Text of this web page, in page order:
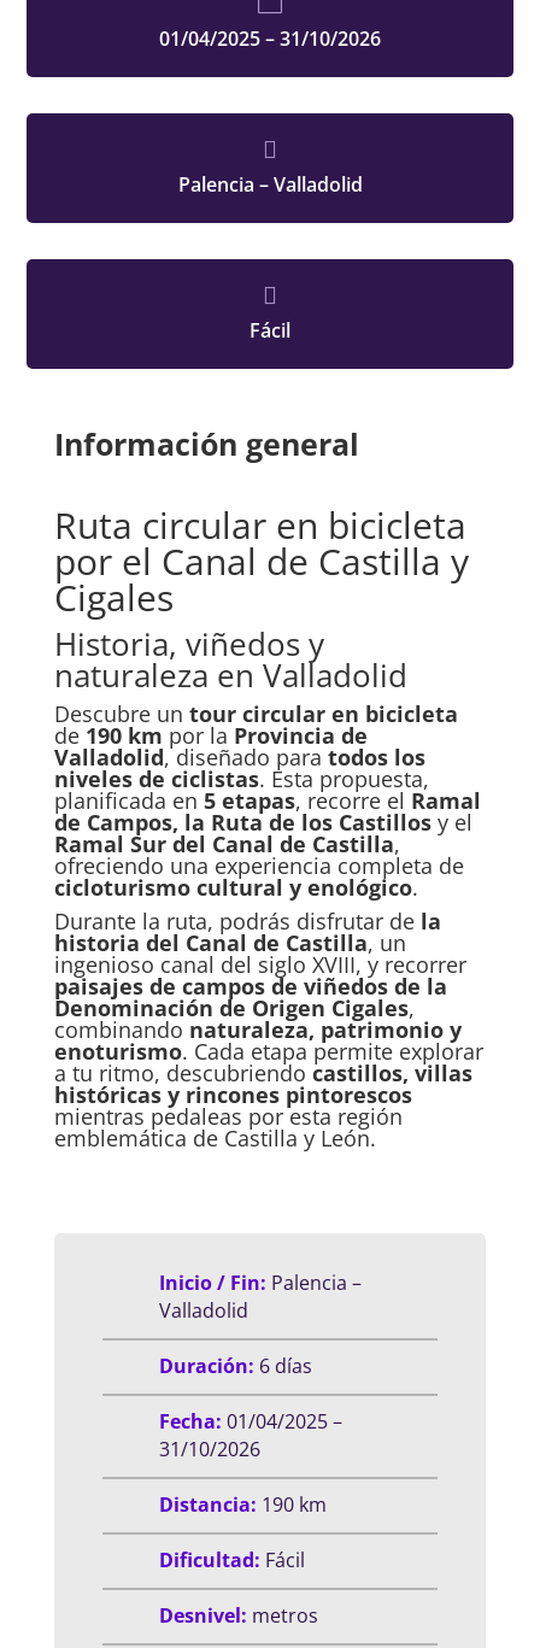
01/04/2025 – 31/10/2026

Palencia – Valladolid

Fácil
Información general
Ruta circular en bicicleta
por el Canal de Castilla y
Cigales
Historia, viñedos y
naturaleza en Valladolid
Descubre un tour circular en bicicleta
de 190 km por la Provincia de
Valladolid, diseñado para todos los
niveles de ciclistas. Esta propuesta,
planificada en 5 etapas, recorre el Ramal
de Campos, la Ruta de los Castillosy el
Ramal Sur del Canal de Castilla,
ofreciendo una experiencia completa de
cicloturismo cultural y enológico.
Durante la ruta, podrás disfrutar de la
historia del Canal de Castilla, un
ingenioso canal del siglo XVIII, y recorrer
paisajes de campos de viñedos de la
Denominación de Origen Cigales,
combinando naturaleza, patrimonio y
enoturismo. Cada etapa permite explorar
a tu ritmo, descubriendo castillos, villas
históricas y rincones pintorescos
mientras pedaleas por esta región
emblemática de Castilla y León.
Inicio / Fin: Palencia –
Valladolid
Duración: 6 días
Fecha: 01/04/2025 –
31/10/2026
Distancia: 190 km
Dificultad: Fácil
Desnivel: metros